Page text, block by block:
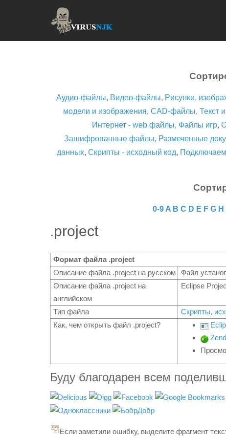
Аудио-файлы, Видео-файлы, Рисунки,
модели и изображения, CAD-файлы, Текст
Интернет - web файлы, Файлы игр,
Зашифрованные файлы, Размеченные
данных, Скрипты - исходный код,
0-9 A B C D E F G H
.project
Формат файла .project
Описание файла .project на русском
Файл
Описание файла .project на
английском
Eclipse
Тип файла
Скрипты,
Как, чем открыть файл .project?
Буду благодарен всем
Если заметили ошибку, выделите фрагмент